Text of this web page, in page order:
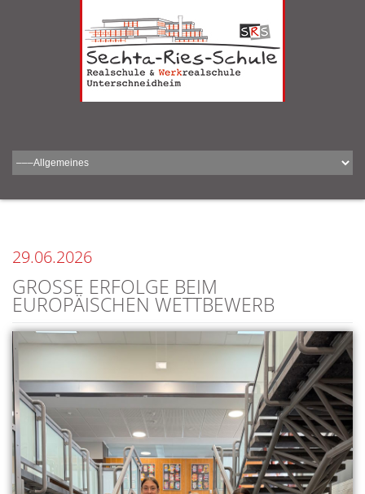
29.06.2026
GROSSE ERFOLGE BEIM E
UROPÄISCHEN WETTBEWERB